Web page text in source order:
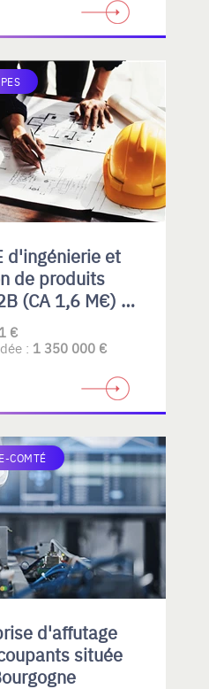
d'ingénierie et
de produits
(CA 1,6 M€) –
Alpes
€
: 1 350 000 €
COMTÉ
d'affutage
située